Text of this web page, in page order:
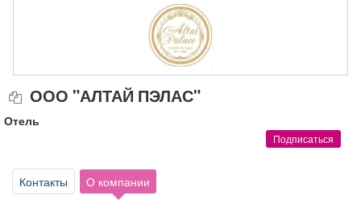
Афиша Обучение Проекты
Товары Поздравления
ООО "АЛТАЙ ПЭЛАС"
Отель
Подписаться
Контакты О компании